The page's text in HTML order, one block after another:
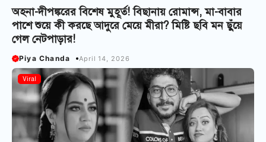
অহনা-দীপঙ্করের বিশেষ মুহূর্ত! বিছানায় রোমান্স, মা-বাবার
পাশে শুয়ে কী করছে আদুরে মেয়ে মীরা? মিষ্টি ছবি মন ছুঁয়ে
গেল নেটপাড়ার!
Piya Chanda April 14, 2026
Viral